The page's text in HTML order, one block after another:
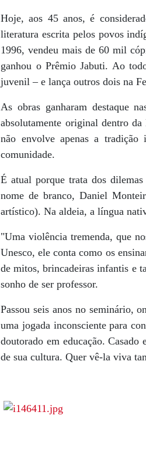
Hoje, aos 45 anos, é
literatura escrita pelos povos
1996, vendeu mais de 60 mil
ganhou o Prêmio Jabuti. Ao
juvenil – e lança outros dois na
As obras ganharam destaque
absolutamente original dentro
não envolve apenas a
comunidade.
É atual porque trata dos
nome de branco, Daniel
artístico). Na aldeia, a língua
"Uma violência tremenda, que
Unesco, ele conta como os
de mitos, brincadeiras infantis e
sonho de ser professor.
Passou seis anos no seminário,
uma jogada inconsciente para
doutorado em educação.
de sua cultura. Quer vê-la viva